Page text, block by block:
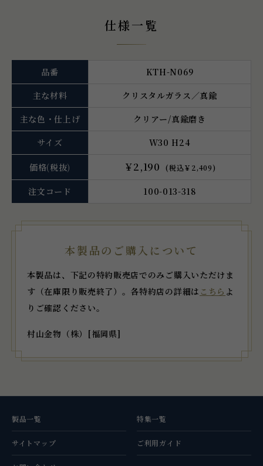
仕様一覧
品番
KTH-N069
主な材料
クリスタルガラス／真鍮
主な色・仕上げ
クリアー/真鍮磨き
サイズ
W30 H24
価格(税抜) ￥2,190 (税込￥2,409)
注文コード 100-013-318
本製品のご購入について
本製品は、下記の特約販売店でのみご購入いただけま
す（在庫限り販売終了）。各特約店の詳細は こちら よ
りご確認ください。
村山金物（株）[福岡県]
製品一覧 特集一覧
サイトマップ ご利用ガイド